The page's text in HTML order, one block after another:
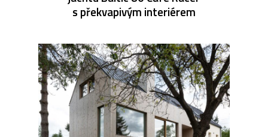
s překvapivým interiérem